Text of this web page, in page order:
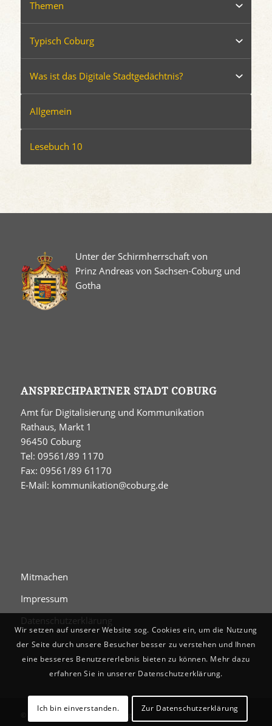
Themen
Typisch Coburg
Was ist das Digitale Stadtgedächtnis?
Allgemein
Lesebuch 10
Unter der Schirmherrschaft von
Prinz Andreas von Sachsen-Coburg und
Gotha
ANSPRECHPARTNER STADT COBURG
Amt für Digitalisierung und Kommunikation
Rathaus, Markt 1
96450 Coburg
Tel: 09561/89 1170
Fax: 09561/89 61170
E-Mail: kommunikation@coburg.de
Mitmachen
Impressum
Datenschutzerklärung
© Digitales Stadtgedächtnis Coburg
Wir setzen auf unserer Website sog. Cookies ein, um die Nutzung
der Seite durch unsere Besucher besser zu verstehen und Ihnen
eine besseres Benutzererlebnis bieten zu können. Mehr dazu
erfahren Sie in unserer Datenschutzerklärung.
Ich bin einverstanden. Zur Datenschutzerklärung